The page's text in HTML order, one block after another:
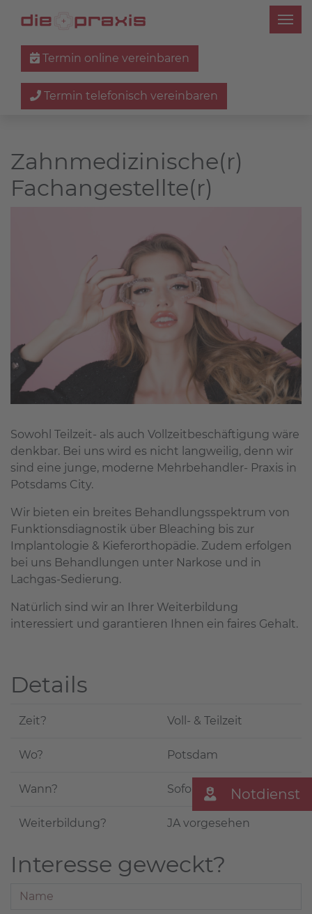
Notdienst
Termin online vereinbaren
Termin telefonisch vereinbaren
Zahnmedizinische(r)
Fachangestellte(r)
Sowohl Teilzeit- als auch Vollzeitbeschäftigung wäre
denkbar. Bei uns wird es nicht langweilig, denn wir
sind eine junge, moderne Mehrbehandler- Praxis in
Potsdams City.
Wir bieten ein breites Behandlungsspektrum von
Funktionsdiagnostik über Bleaching bis zur
Implantologie & Kieferorthopädie. Zudem erfolgen
bei uns Behandlungen unter Narkose und in
Lachgas-Sedierung.
Natürlich sind wir an Ihrer Weiterbildung
interessiert und garantieren Ihnen ein faires Gehalt.
Details
Zeit? Voll- & Teilzeit
Wo? Potsdam
Wann? Sofort
Weiterbildung? JA vorgesehen
Interesse geweckt?